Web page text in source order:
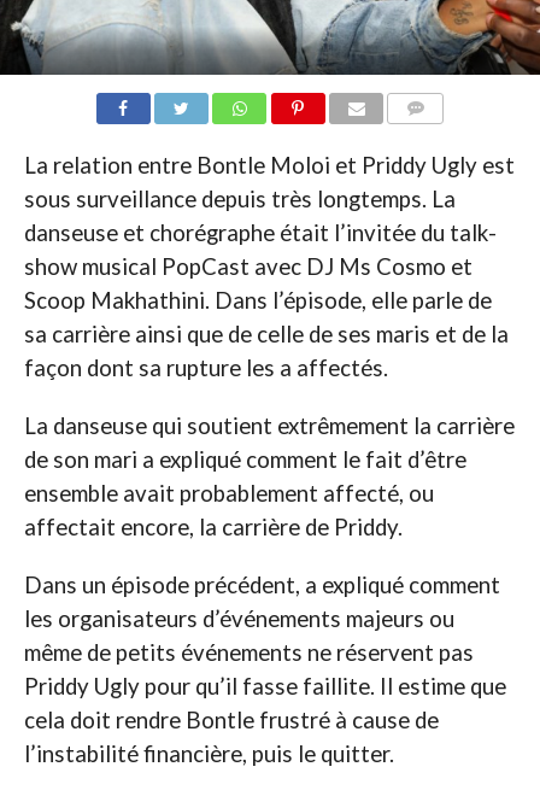
La relation entre Bontle Moloi et Priddy Ugly est
sous surveillance depuis très longtemps. La
danseuse et chorégraphe était l’invitée du talk-
show musical PopCast avec DJ Ms Cosmo et
Scoop Makhathini. Dans l’épisode, elle parle de
sa carrière ainsi que de celle de ses maris et de la
façon dont sa rupture les a affectés.
La danseuse qui soutient extrêmement la carrière
de son mari a expliqué comment le fait d’être
ensemble avait probablement affecté, ou
affectait encore, la carrière de Priddy.
Dans un épisode précédent, a expliqué comment
les organisateurs d’événements majeurs ou
même de petits événements ne réservent pas
Priddy Ugly pour qu’il fasse faillite. Il estime que
cela doit rendre Bontle frustré à cause de
l’instabilité financière, puis le quitter.